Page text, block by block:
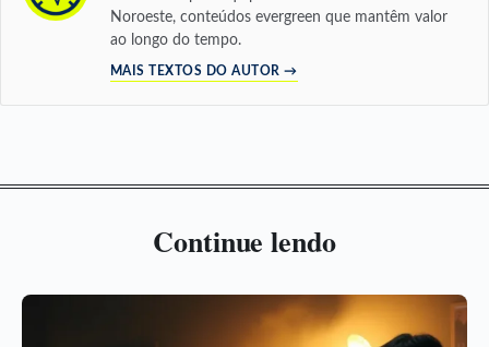
Noroeste, conteúdos evergreen que mantêm valor
ao longo do tempo.
MAIS TEXTOS DO AUTOR →
Continue lendo